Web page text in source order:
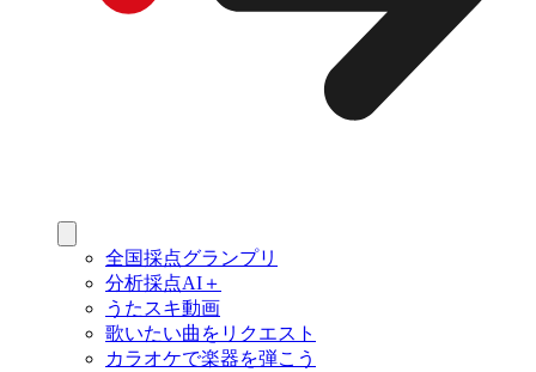
全国採点グランプリ
分析採点AI＋
うたスキ動画
歌いたい曲をリクエスト
カラオケで楽器を弾こう